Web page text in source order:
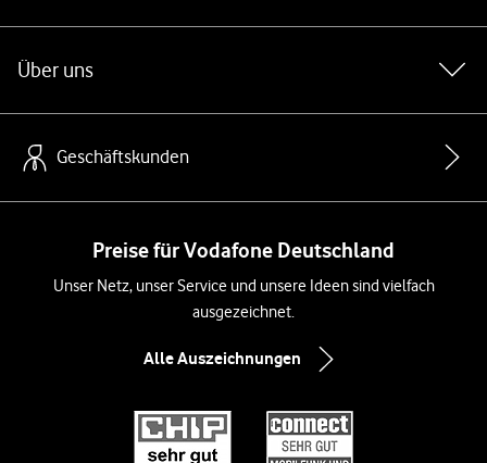
Über uns
Geschäftskunden
Preise für Vodafone Deutschland
Unser Netz, unser Service und unsere Ideen sind vielfach
ausgezeichnet.
Alle Auszeichnungen